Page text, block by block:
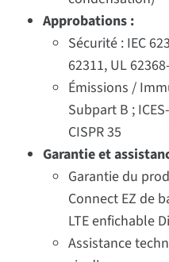
Approbations :
Sécurité : IEC
62311, UL
Émissions /
Subpart B ;
CISPR 35
Garantie et
Garantie du
Connect EZ de
LTE enfichable
Assistance